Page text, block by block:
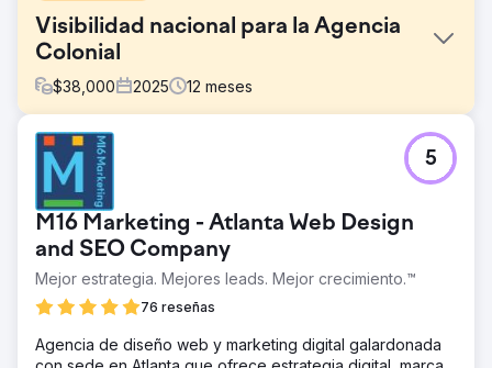
Visibilidad nacional para la Agencia
Colonial
$38,000 2025 12 meses
El reto
Colonial Agency necesitaba ampliar su visibilidad a nivel
nacional y generar clientes potenciales cualificados en
múltiples mercados estadounidenses. El sitio web carecía
de cobertura nacional de palabras clave, una arquitectura
escalable de páginas de servicios y visibilidad de
búsqueda más allá de los principales mercados locales,
lo que limitaba el crecimiento de las búsquedas de
personal nacional con alta intención de búsqueda.
La solución
Los Angeles SEO Inc. ejecutó una estrategia nacional de
M16 Marketing - Atlanta Web Design
and SEO Company
Mejor estrategia. Mejores leads. Mejor crecimiento.™
76 reseñas
5
Agencia de diseño web y marketing digital galardonada